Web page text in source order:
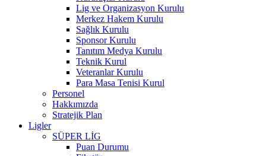
Lig ve Organizasyon Kurulu
Merkez Hakem Kurulu
Sağlık Kurulu
Sponsor Kurulu
Tanıtım Medya Kurulu
Teknik Kurul
Veteranlar Kurulu
Para Masa Tenisi Kurul
Personel
Hakkımızda
Stratejik Plan
Ligler
SÜPER LİG
Puan Durumu